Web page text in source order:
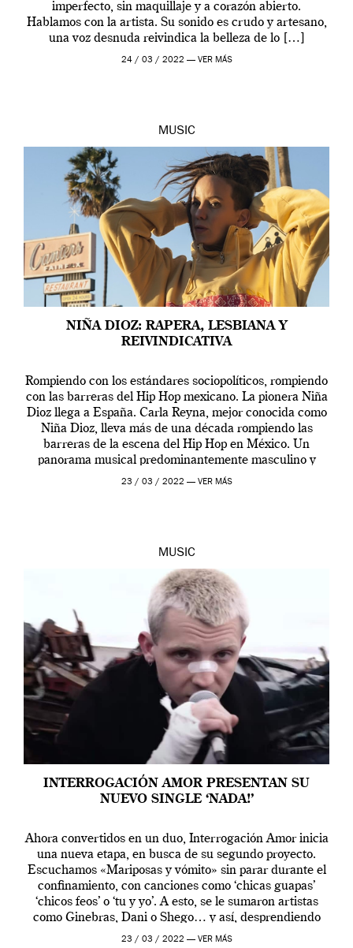
imperfecto, sin maquillaje y a corazón abierto.
Hablamos con la artista. Su sonido es crudo y artesano,
una voz desnuda reivindica la belleza de lo […]
24 / 03 / 2022 — VER MÁS
MUSIC
NIÑA DIOZ: RAPERA, LESBIANA Y
REIVINDICATIVA
Rompiendo con los estándares sociopolíticos, rompiendo
con las barreras del Hip Hop mexicano. La pionera Niña
Dioz llega a España. Carla Reyna, mejor conocida como
Niña Dioz, lleva más de una década rompiendo las
barreras de la escena del Hip Hop en México. Un
panorama musical predominantemente masculino y
heterosexual donde una rapera lesbiana ha […]
23 / 03 / 2022 — VER MÁS
MUSIC
INTERROGACIÓN AMOR PRESENTAN SU
NUEVO SINGLE ‘NADA!’
Ahora convertidos en un duo, Interrogación Amor inicia
una nueva etapa, en busca de su segundo proyecto.
Escuchamos «Mariposas y vómito» sin parar durante el
confinamiento, con canciones como ‘chicas guapas’
‘chicos feos’ o ‘tu y yo’. A esto, se le sumaron artistas
como Ginebras, Dani o Shego… y así, desprendiendo
juventud a raudales, Interrogación […]
23 / 03 / 2022 — VER MÁS